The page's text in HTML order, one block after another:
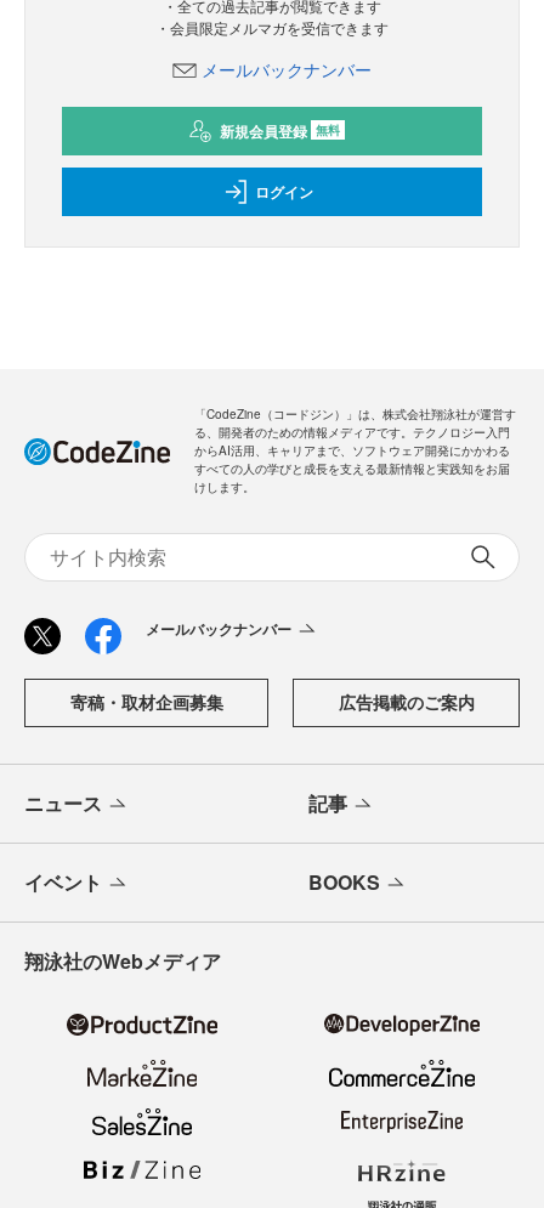
・全ての過去記事が閲覧できます
・会員限定メルマガを受信できます
メールバックナンバー
新規会員登録 無料
ログイン
「CodeZine（コードジン）」は、株式会社翔泳社が運営す
る、開発者のための情報メディアです。テクノロジー入門
からAI活用、キャリアまで、ソフトウェア開発にかかわる
すべての人の学びと成長を支える最新情報と実践知をお届
けします。
メールバックナンバー
寄稿・取材企画募集 広告掲載のご案内
ニュース 記事
イベント BOOKS
翔泳社のWebメディア